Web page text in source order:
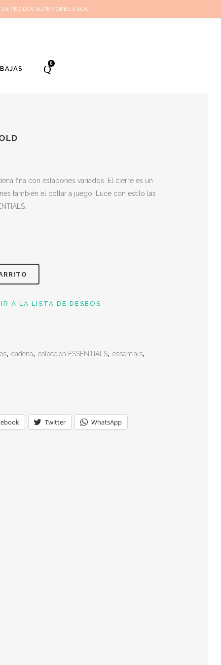
Cuidado de tus joyas Conócenos
0
fina con eslabones variados. El cierre es un
también el collar a juego. Luce con estilo las
A LA LISTA DE DESEOS
, cadena, colección ESSENTIALS, essentials,
Twitter WhatsApp
PEDIDOS SUPERIORES A 10€